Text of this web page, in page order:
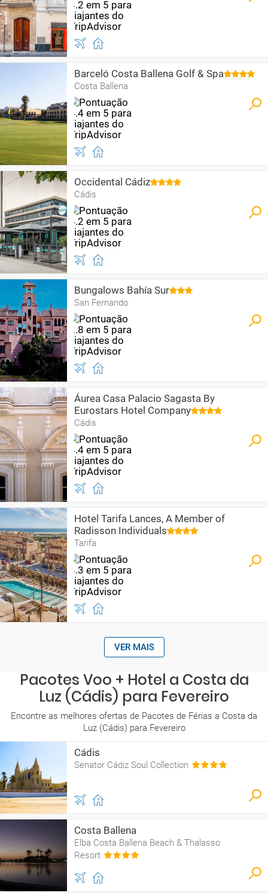
Barceló Costa Ballena Golf & Spa
Costa Ballena
Occidental Cádiz
Cádis
Bungalows Bahía Sur
San Fernando
Áurea Casa Palacio Sagasta By
Eurostars Hotel Company
Cádis
Hotel Tarifa Lances, A Member of
Radisson Individuals
Tarifa
VER MAIS
Pacotes Voo + Hotel a Costa da
Luz (Cádis) para Fevereiro
Encontre as melhores ofertas de Pacotes de Férias a Costa da
Luz (Cádis) para Fevereiro
Cádis
Senator Cádiz Soul Collection
Costa Ballena
Elba Costa Ballena Beach & Thalasso
Resort